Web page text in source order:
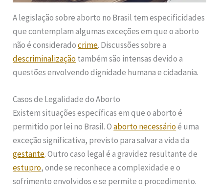
A legislação sobre aborto no Brasil tem especificidades
que contemplam algumas exceções em que o aborto
não é consideradocrime. Discussões sobre a
descriminalizaçãotambém são intensas devido a
questões envolvendo dignidade humana e cidadania.
Casos de Legalidade do Aborto
Existem situações específicas em que o aborto é
permitido por lei no Brasil. Oaborto necessárioé uma
exceção significativa, previsto para salvar a vida da
gestante. Outro caso legal é a gravidez resultante de
estupro, onde se reconhece a complexidade e o
sofrimento envolvidos e se permite o procedimento.